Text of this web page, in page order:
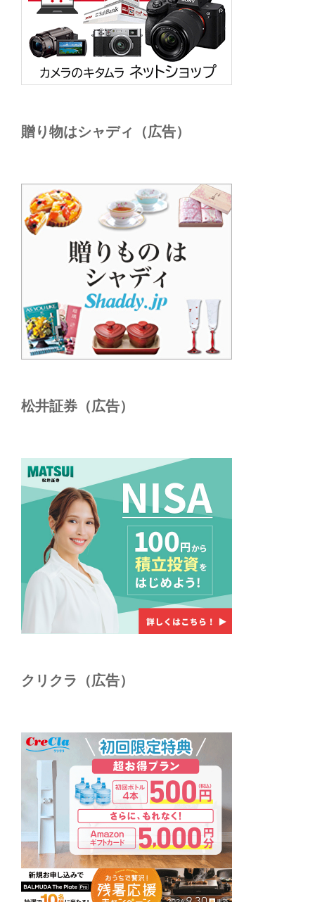
贈り物はシャディ（広告）
松井証券（広告）
クリクラ（広告）